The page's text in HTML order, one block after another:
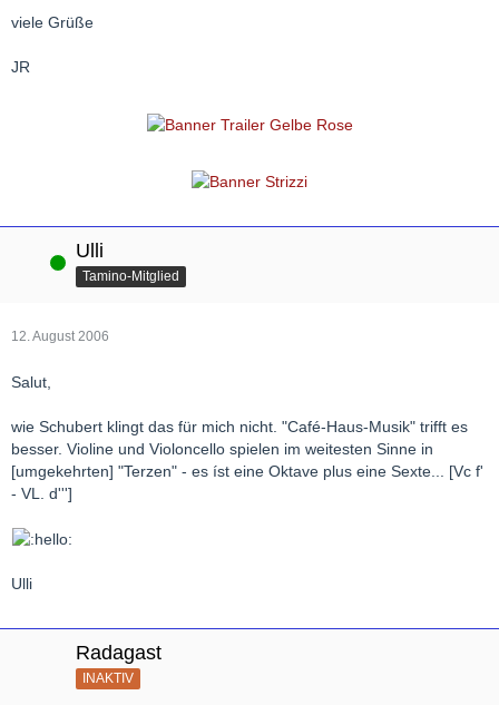
viele Grüße
JR
Online Ulli
Tamino-Mitglied
12. August 2006
Salut,
wie Schubert klingt das für mich nicht. "Café-Haus-Musik" trifft es
besser. Violine und Violoncello spielen im weitesten Sinne in
[umgekehrten] "Terzen" - es íst eine Oktave plus eine Sexte... [Vc f'
- VL. d''']
Ulli
Radagast
INAKTIV